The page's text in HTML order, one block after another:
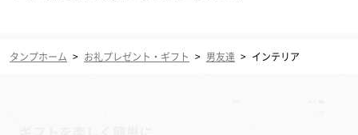
タンプホーム > お礼プレゼント・ギフト > 男友達 > インテリア